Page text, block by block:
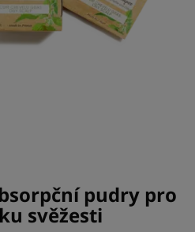
pudry pro
svěžesti